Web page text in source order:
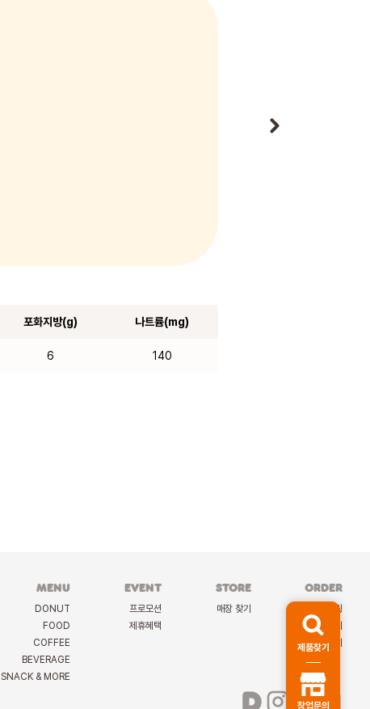
포화지방(g)
6
나트륨(mg)
140
MENU
DONUT
FOOD
COFFEE
BEVERAGE
SNACK & MORE
EVENT
프로모션
제휴혜택
STORE
매장 찾기
ORDER
케이터링
딜리버리
선물하기
제품찾기
창업문의